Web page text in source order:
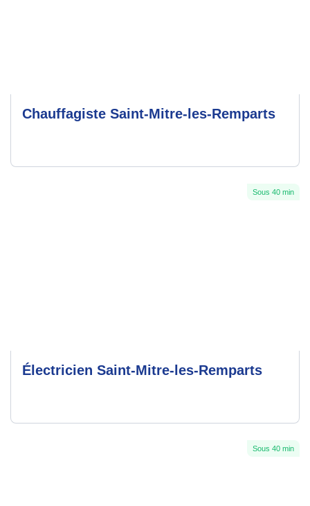
Chauffagiste Saint-Mitre-les-Remparts
Sous 40 min
Électricien Saint-Mitre-les-Remparts
Sous 40 min